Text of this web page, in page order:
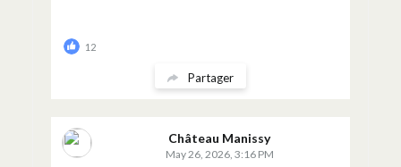
12
Partager
Château Manissy
May 26, 2026, 3:16 PM